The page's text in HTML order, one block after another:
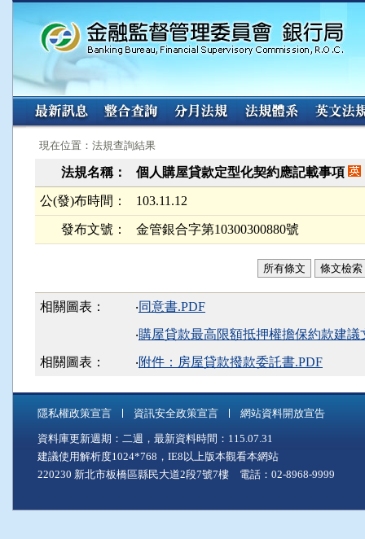
:::
現在位置：法規查詢結果
法規名稱： 個人購屋貸款定型化契約應記載事項
公(發)布時間： 103.11.12
發布文號： 金管銀合字第10300300880號
所有條文 條文檢索
相關圖表： ‧同意書.PDF
‧購屋貸款最高限額抵押權擔保約款建議
相關圖表：
‧附件：房屋貸款撥款委託書.PDF
隱私權政策宣言 資訊安全政策宣言 網站資料開放宣告
資料庫更新週期：二週，最新資料時間：115.07.31
建議使用解析度1024*768，IE8以上版本觀看本網站
220230 新北市板橋區縣民大道2段7號7樓 電話：02-8968-9999